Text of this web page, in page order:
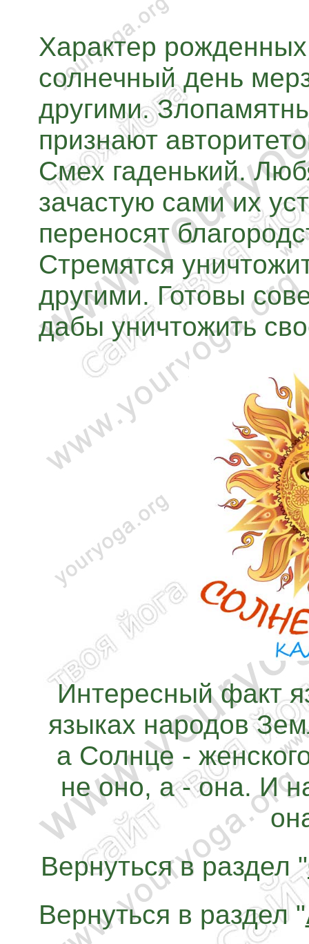
Характер
солнечный день
другими.
признают
Смех гаденький.
зачастую сами их
переносят
Стремятся
другими. Готовы
дабы уничтожить
Интересный факт
языках народов
а Солнце -
не оно, а - она. И
Вернуться в раздел "
Вернуться в раздел "